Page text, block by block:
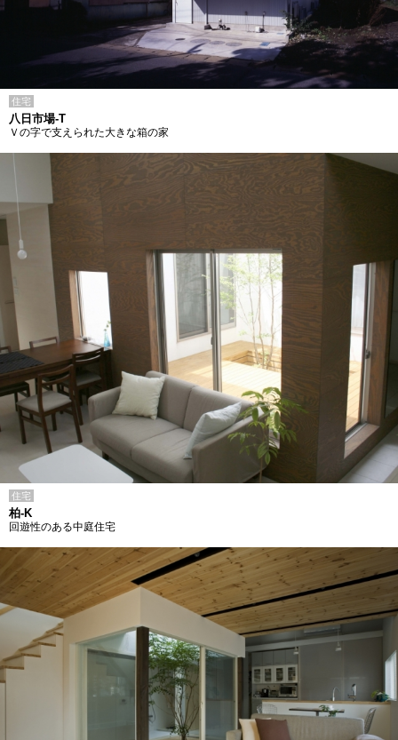
住宅
八日市場-T
Ｖの字で支えられた大きな箱の家
住宅
柏-K
回遊性のある中庭住宅